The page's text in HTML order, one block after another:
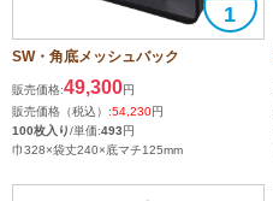
1
SW・角底メッシュバック
販売価格:49,300円
販売価格（税込）:54,230円
100枚入り/単価:493円
巾328×袋丈240×底マチ125mm